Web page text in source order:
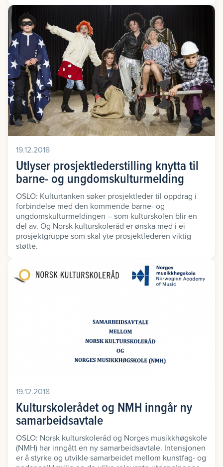
19.12.2018
Utlyser prosjektlederstilling knytta til
barne- og ungdomskulturmelding
OSLO: Kulturtanken søker prosjektleder til oppdrag i
forbindelse med den kommende barne- og
ungdomskulturmeldingen – som kulturskolen blir en
del av. Og Norsk kulturskoleråd er ønska med i ei
prosjektgruppe som skal yte prosjektlederen viktig
støtte.
19.12.2018
Kulturskolerådet og NMH inngår ny
samarbeidsavtale
OSLO: Norsk kulturskoleråd og Norges musikkhøgskole
(NMH) har inngått en ny samarbeidsavtale. Intensjonen
er å styrke og utvikle samarbeidet mellom kunstfag- og